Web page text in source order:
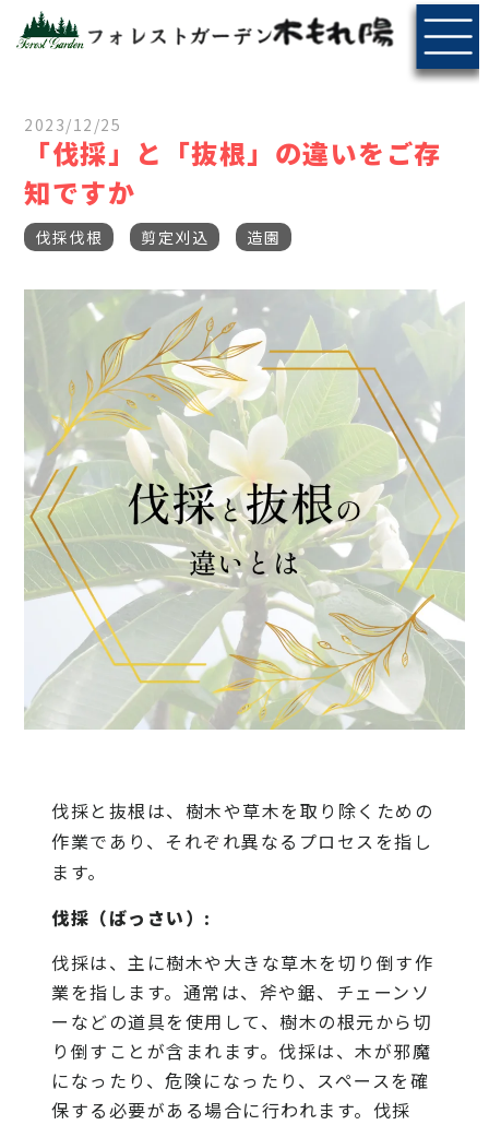
2023/12/25
「伐採」と「抜根」の違いをご存
知ですか
伐採伐根 剪定刈込 造園
伐採と抜根は、樹木や草木を取り除くための
作業であり、それぞれ異なるプロセスを指し
ます。
伐採（ばっさい）:
伐採は、主に樹木や大きな草木を切り倒す作
業を指します。通常は、斧や鋸、チェーンソ
ーなどの道具を使用して、樹木の根元から切
り倒すことが含まれます。伐採は、木が邪魔
になったり、危険になったり、スペースを確
保する必要がある場合に行われます。伐採